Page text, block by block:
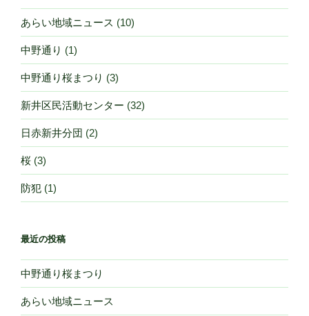
シ
ョ
ン
あらい地域ニュース (10)
中野通り (1)
中野通り桜まつり (3)
新井区民活動センター (32)
日赤新井分団 (2)
桜 (3)
防犯 (1)
最近の投稿
中野通り桜まつり
あらい地域ニュース